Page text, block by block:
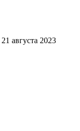
21 августа 2023